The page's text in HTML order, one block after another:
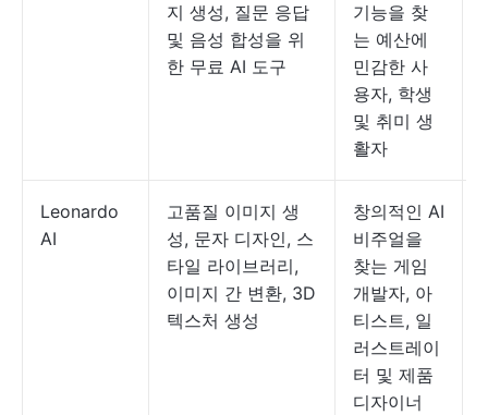
지 생성, 질문 응답
및 음성 합성을 위
한 무료 AI 도구
기능을 찾
는 예산에
민감한 사
용자, 학생
및 취미 생
활자
Leonardo
AI
고품질 이미지 생
성, 문자 디자인, 스
타일 라이브러리,
이미지 간 변환, 3D
텍스처 생성
창의적인 AI
비주얼을
찾는 게임
개발자, 아
티스트, 일
러스트레이
터 및 제품
디자이너